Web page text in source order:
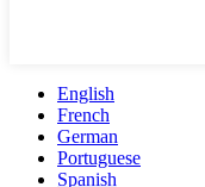
English
French
German
Portuguese
Spanish